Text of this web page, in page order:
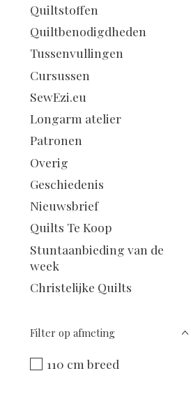
Quiltstoffen
Quiltbenodigdheden
Tussenvullingen
Cursussen
SewEzi.eu
Longarm atelier
Patronen
Overig
Geschiedenis
Nieuwsbrief
Quilts Te Koop
Stuntaanbieding van de
week
Christelijke Quilts
Filter op afmeting
110 cm breed